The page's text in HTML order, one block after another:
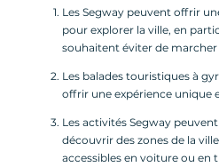
Les Segway peuvent offrir
pour explorer la ville, en
souhaitent éviter de marcher
Les balades touristiques à
offrir une expérience unique
Les activités Segway
découvrir des zones de la
accessibles en voiture ou